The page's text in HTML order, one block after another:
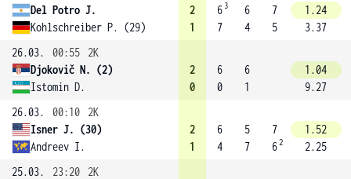
Del Potro J.
Kohlschreiber P. (29)
2
1
6 3
7
6
4
7
5
1.24
3.37
26.03.
00:55
2K
Djokovič N. (2)
Istomin D.
2
0
6
0
6
1
1.04
9.27
26.03.
00:10
2K
Isner J. (30)
Andreev I.
2
1
6
4
5
7
7
62
1.52
2.25
25.03.
23:20
2K